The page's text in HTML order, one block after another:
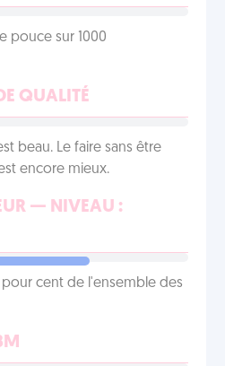
pouce sur 1000
QUALITÉ
beau. Le faire sans être
encore mieux.
— NIVEAU :
cent de l'ensemble des